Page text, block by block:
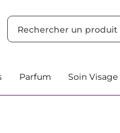
Parfum Soin Visage